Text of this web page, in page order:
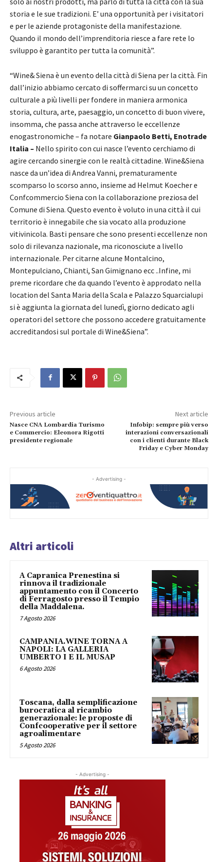
storia e le sue tradizioni. E’ una opportunità per i visitatori
e per le aziende protagoniste della manifestazione.
Quando il mondo dell’imprenditoria riesce a fare rete lo
sviluppo è garantito per tutta la comunità”.
“Wine& Siena è un evento della città di Siena per la città. Fin
dall’inizio abbiamo cercato di soffermarci su un concetto
culturale a più livelli per fondere in maniera armonica
storia, cultura, arte, paesaggio, un concetto di buon vivere,
insomma, che passa anche attraverso le eccellenze
enogastronomiche – fa notare Gianpaolo Betti, Enotrade
Italia – Nello spirito con cui nasce l’evento cerchiamo di
agire cercando sinergie con le realtà cittadine. Wine&Siena
nasce da un’idea di Andrea Vanni, prematuramente
scomparso lo scorso anno, insieme ad Helmut Koecher e
Confcommercio Siena con la collaborazione preziosa del
Comune di Siena. Questo evento è voluto in una città il cui
territorio è innegabile che sia vocato alla produzione
vitivinicola. Basti pensare che sono presenti eccellenze non
solo di rilevanza nazionale, ma riconosciute a livello
internazionale. Per citarne alcune Montalcino,
Montepulciano, Chianti, San Gimignano ecc ..Infine, mi
preme ricordare che da quando l’evento è approdato nella
location del Santa Maria della Scala e Palazzo Squarcialupi
si è aggiunta la giornata del lunedì, giorno dedicato agli
operatori del settore che possono accedere gratuitamente
accreditandosi sul portale di Wine&Siena”.
Previous article
Nasce CNA Lombardia Turismo
e Commercio: Eleonora Rigotti
presidente regionale
Next article
Infobip: sempre più verso
interazioni conversazionali
con i clienti durante Black
Friday e Cyber Monday
- Advertising -
Altri articoli
A Capranica Prenestina si
rinnova il tradizionale
appuntamento con il Concerto
di Ferragosto presso il Tempio
della Maddalena.
7 Agosto 2026
CAMPANIA.WINE TORNA A
NAPOLI: LA GALLERIA
UMBERTO I E IL MUSAP
6 Agosto 2026
Toscana, dalla semplificazione
burocratica al ricambio
generazionale: le proposte di
Confcooperative per il settore
agroalimentare
5 Agosto 2026
- Advertising -